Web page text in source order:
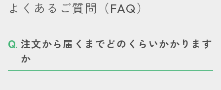
よくあるご質問（FAQ）
注文から届くまでどのくらいかかります
か